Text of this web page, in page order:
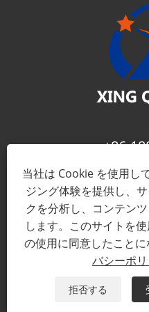
+86-
著作権 © 2023 龍崗星清
Sitemap RSS
当社は Cookie を使用し
ジング体験を提供し、
クを分析し、コンテン
します。このサイトを
の使用に同意したことに
バシーポ
拒否する